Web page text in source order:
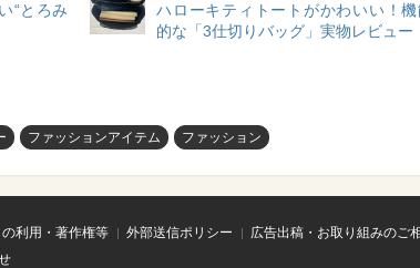
“とろみ
ハローキティトートがかわいい！機
的な「3仕切りバッグ」実物レビュー
ファッションアイテム ファッション
利用・著作権等 外部送信ポリシー
広告出稿・お取り組みのご